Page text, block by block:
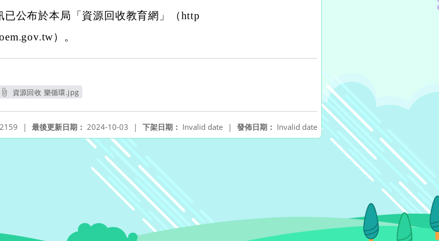
已公布於本局「資源回收教育網」（http
）。
資源回收 樂循環.jpg
發佈日期： Invalid date
下架日期： Invalid date |
最後更新日期： 2024-10-03 |
2159 |